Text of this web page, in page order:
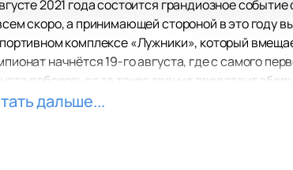
2021 года состоится грандиозное
скоро, а принимающей стороной в это году
комплексе «Лужники», который
начнётся 19-го августа, где с самого
побороться за такое звание предстоит
Таити по пляжному футболу начала
дальше...